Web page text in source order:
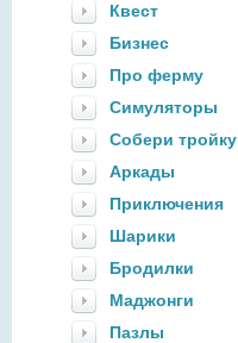
Квест
Бизнес
Про ферму
Симуляторы
Собери тройку
Аркады
Приключения
Шарики
Бродилки
Маджонги
Пазлы